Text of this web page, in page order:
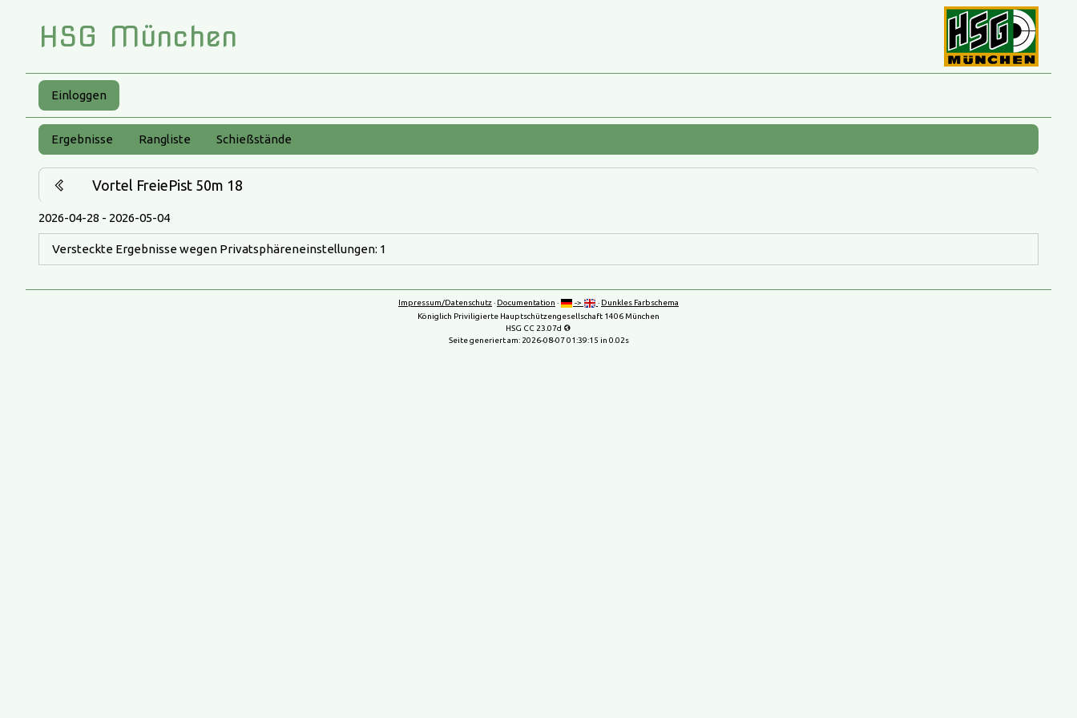
HSG München
Einloggen
Ergebnisse Rangliste Schießstände
Vortel FreiePist 50m 18
2026-04-28 - 2026-05-04
Versteckte Ergebnisse wegen Privatsphäreneinstellungen: 1
Impressum/Datenschutz· Documentation · -> · Dunkles Farbschema
Königlich Priviligierte Hauptschützengesellschaft 1406 München
HSG CC 23.07d
Seite generiert am: 2026-08-07 01:39:15 in 0.02s